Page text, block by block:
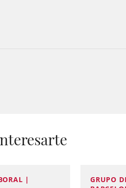
|
GRUPO